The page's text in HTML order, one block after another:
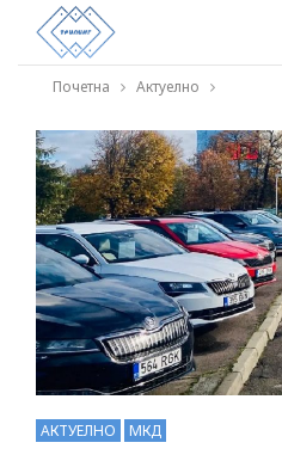
Почетна Актуелно
АКТУЕЛНО МКД